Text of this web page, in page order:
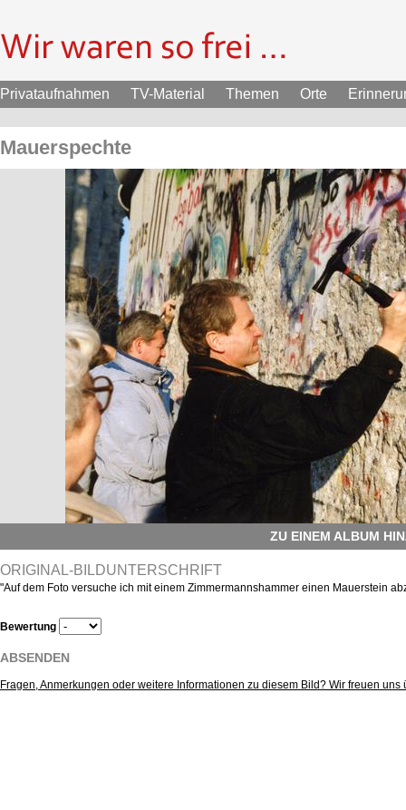
Privataufnahmen TV-Material Themen Orte
Mauerspechte
ZU EINEM ALBUM
ORIGINAL-BILDUNTERSCHRIFT
"Auf dem Foto versuche ich mit einem Zimmermannshammer einen Mauerstein
Bewertung
ABSENDEN
Fragen, Anmerkungen oder weitere Informationen zu diesem Bild? Wir freuen uns